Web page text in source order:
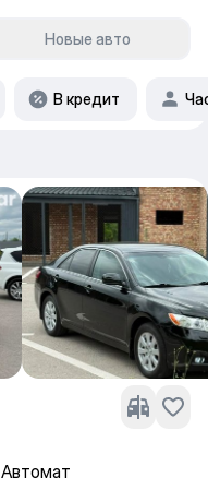
Новые авто
В кредит
Автомат